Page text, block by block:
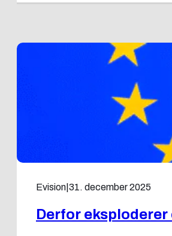
Evision 31. december 2025
Derfor